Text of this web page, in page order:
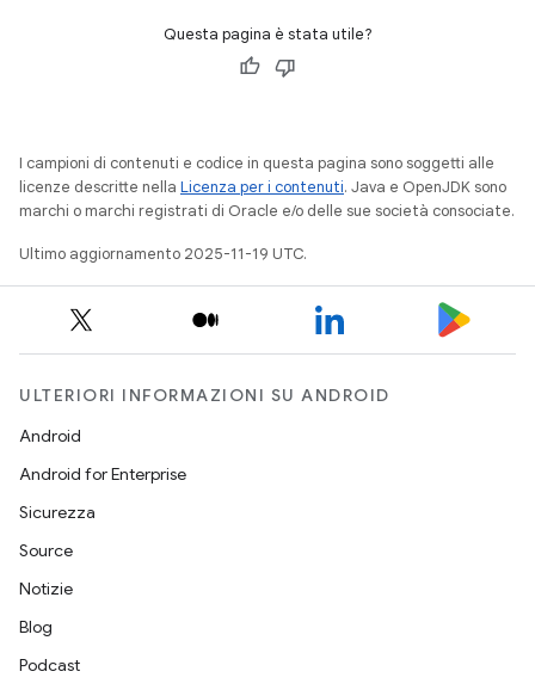
Questa pagina è stata utile?
I campioni di contenuti e codice in questa pagina sono soggetti alle
licenze descritte nella Licenza per i contenuti. Java e OpenJDK sono
marchi o marchi registrati di Oracle e/o delle sue società consociate.
Ultimo aggiornamento 2025-11-19 UTC.
ULTERIORI INFORMAZIONI SU ANDROID
Android
Android for Enterprise
Sicurezza
Source
Notizie
Blog
Podcast